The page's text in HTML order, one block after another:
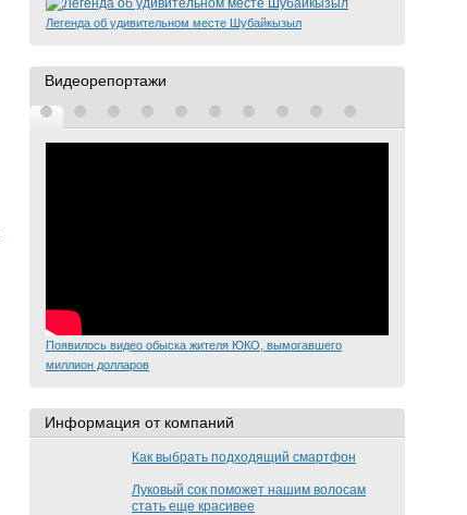
Легенда об удивительном месте Шубайкызыл
Видеорепортажи
Появилось видео обыска жителя ЮКО, вымогавшего
миллион долларов
Информация от компаний
Как выбрать подходящий смартфон
Луковый сок поможет нашим волосам
стать еще красивее